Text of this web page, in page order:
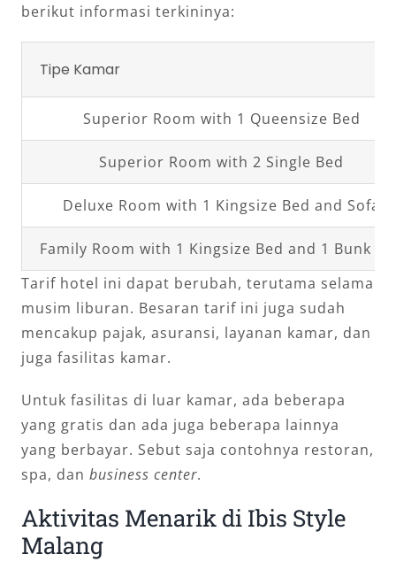
berikut informasi terkininya:
Tipe Kamar
Superior Room with 1 Queensize Bed
Superior Room with 2 Single Bed
Deluxe Room with 1 Kingsize Bed and Sofa
Family Room with 1 Kingsize Bed and 1 Bunk
Tarif hotel ini dapat berubah, terutama selama
musim liburan. Besaran tarif ini juga sudah
mencakup pajak, asuransi, layanan kamar, dan
juga fasilitas kamar.
Untuk fasilitas di luar kamar, ada beberapa
yang gratis dan ada juga beberapa lainnya
yang berbayar. Sebut saja contohnya restoran,
spa, dan business center.
Aktivitas Menarik di Ibis Style
Malang